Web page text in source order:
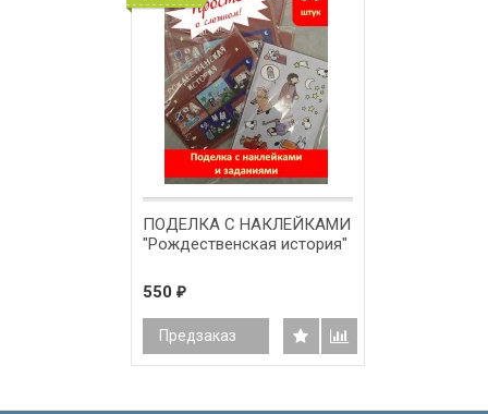
ПОДЕЛКА С НАКЛЕЙКАМИ
"Рождественская история"
550 ₽
Предзаказ